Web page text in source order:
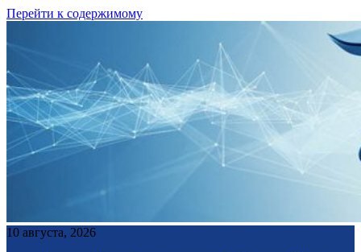
Перейти к содержимому
10 августа, 2026